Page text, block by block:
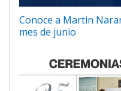
Conoce a Martin
mes de junio